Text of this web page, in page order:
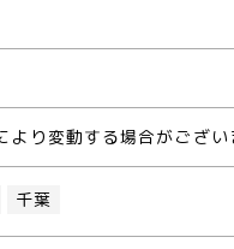
り変動する場合がござい
千葉